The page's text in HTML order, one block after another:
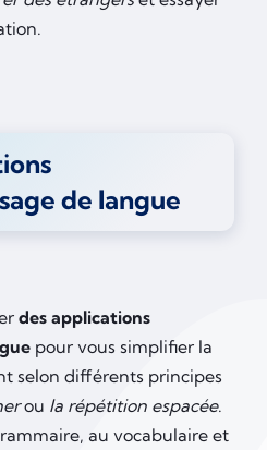
de langue
des applications
pour vous simplifier la
selon différents principes
ou la répétition espacée.
au vocabulaire et